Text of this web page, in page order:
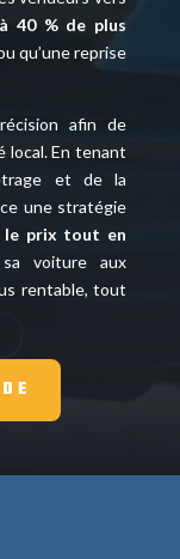
40 % de plus
qu’une reprise
afin de
local. En tenant
et de la
une stratégie
le prix tout en
voiture aux
rentable, tout